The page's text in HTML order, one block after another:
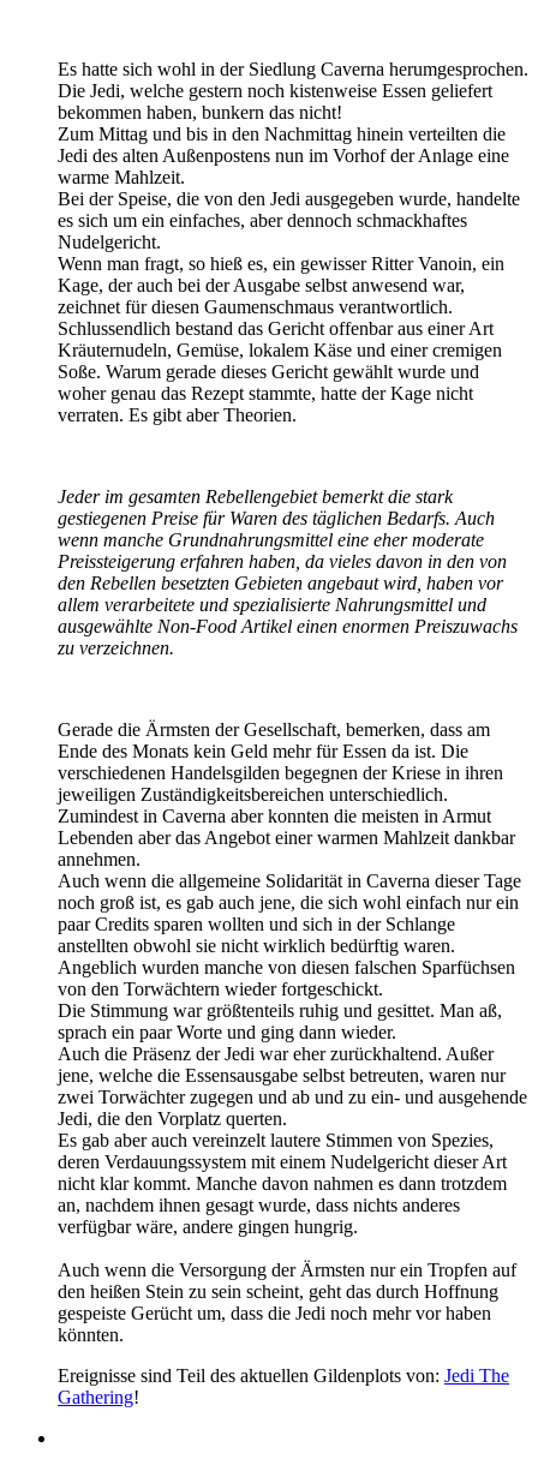
Es hatte sich wohl in der Siedlung Caverna herumgesprochen.
Die Jedi, welche gestern noch kistenweise Essen geliefert
bekommen haben, bunkern das nicht!
Zum Mittag und bis in den Nachmittag hinein verteilten die
Jedi des alten Außenpostens nun im Vorhof der Anlage eine
warme Mahlzeit.
Bei der Speise, die von den Jedi ausgegeben wurde, handelte
es sich um ein einfaches, aber dennoch schmackhaftes
Nudelgericht.
Wenn man fragt, so hieß es, ein gewisser Ritter Vanoin, ein
Kage, der auch bei der Ausgabe selbst anwesend war,
zeichnet für diesen Gaumenschmaus verantwortlich.
Schlussendlich bestand das Gericht offenbar aus einer Art
Kräuternudeln, Gemüse, lokalem Käse und einer cremigen
Soße. Warum gerade dieses Gericht gewählt wurde und
woher genau das Rezept stammte, hatte der Kage nicht
verraten. Es gibt aber Theorien.
Jeder im gesamten Rebellengebiet bemerkt die stark
gestiegenen Preise für Waren des täglichen Bedarfs. Auch
wenn manche Grundnahrungsmittel eine eher moderate
Preissteigerung erfahren haben, da vieles davon in den von
den Rebellen besetzten Gebieten angebaut wird, haben vor
allem verarbeitete und spezialisierte Nahrungsmittel und
ausgewählte Non-Food Artikel einen enormen Preiszuwachs
zu verzeichnen.
Gerade die Ärmsten der Gesellschaft, bemerken, dass am
Ende des Monats kein Geld mehr für Essen da ist. Die
verschiedenen Handelsgilden begegnen der Kriese in ihren
jeweiligen Zuständigkeitsbereichen unterschiedlich.
Zumindest in Caverna aber konnten die meisten in Armut
Lebenden aber das Angebot einer warmen Mahlzeit dankbar
annehmen.
Auch wenn die allgemeine Solidarität in Caverna dieser Tage
noch groß ist, es gab auch jene, die sich wohl einfach nur ein
paar Credits sparen wollten und sich in der Schlange
anstellten obwohl sie nicht wirklich bedürftig waren.
Angeblich wurden manche von diesen falschen Sparfüchsen
von den Torwächtern wieder fortgeschickt.
Die Stimmung war größtenteils ruhig und gesittet. Man aß,
sprach ein paar Worte und ging dann wieder.
Auch die Präsenz der Jedi war eher zurückhaltend. Außer
jene, welche die Essensausgabe selbst betreuten, waren nur
zwei Torwächter zugegen und ab und zu ein- und ausgehende
Jedi, die den Vorplatz querten.
Es gab aber auch vereinzelt lautere Stimmen von Spezies,
deren Verdauungssystem mit einem Nudelgericht dieser Art
nicht klar kommt. Manche davon nahmen es dann trotzdem
an, nachdem ihnen gesagt wurde, dass nichts anderes
verfügbar wäre, andere gingen hungrig.
Auch wenn die Versorgung der Ärmsten nur ein Tropfen auf
den heißen Stein zu sein scheint, geht das durch Hoffnung
gespeiste Gerücht um, dass die Jedi noch mehr vor haben
könnten.
Ereignisse sind Teil des aktuellen Gildenplots von: Jedi The
Gathering!